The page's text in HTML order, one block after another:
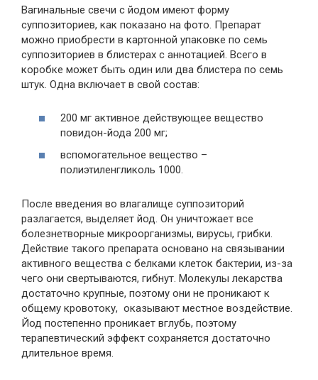
Вагинальные свечи с йодом имеют форму
суппозиториев, как показано на фото. Препарат
можно приобрести в картонной упаковке по семь
суппозиториев в блистерах с аннотацией. Всего в
коробке может быть один или два блистера по семь
штук. Одна включает в свой состав:
200 мг активное действующее вещество
повидон-йода 200 мг;
вспомогательное вещество –
полиэтиленгликоль 1000.
После введения во влагалище суппозиторий
разлагается, выделяет йод. Он уничтожает все
болезнетворные микроорганизмы, вирусы, грибки.
Действие такого препарата основано на связывании
активного вещества с белками клеток бактерии, из-за
чего они свертываются, гибнут. Молекулы лекарства
достаточно крупные, поэтому они не проникают к
общему кровотоку, оказывают местное воздействие.
Йод постепенно проникает вглубь, поэтому
терапевтический эффект сохраняется достаточно
длительное время.